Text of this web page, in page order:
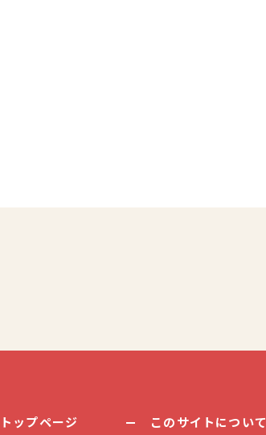
トップページ
このサイトについて